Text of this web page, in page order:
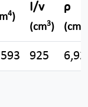
4)
I/v
(cm3)
ρ
(cm)
925